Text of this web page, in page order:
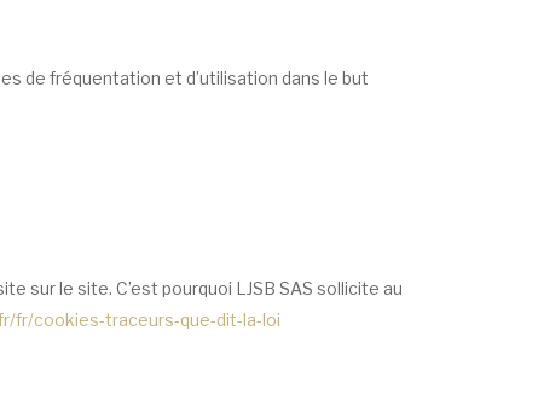
de fréquentation et d’utilisation dans le but
sur le site. C’est pourquoi LJSB SAS sollicite au
fr/cookies-traceurs-que-dit-la-loi